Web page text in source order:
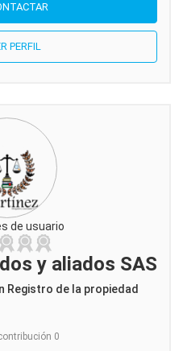
PERFIL
de usuario
y aliados SAS
Registro de la propiedad
0